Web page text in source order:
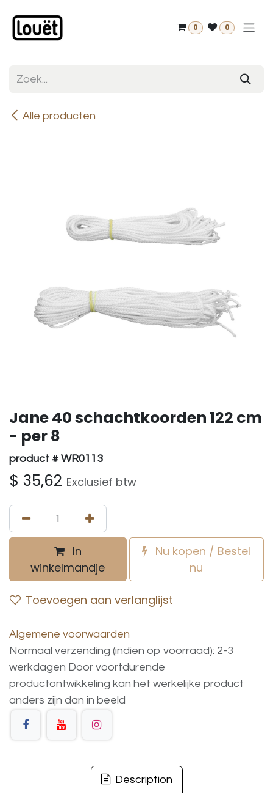
0 0
Alle producten
Jane 40 schachtkoorden 122 cm
- per 8
product # WR0113
$ 35,62 Exclusief btw
In
winkelmandje
Nu kopen / Bestel
nu
Toevoegen aan verlanglijst
Algemene voorwaarden
Normaal verzending (indien op voorraad): 2-3
werkdagen Door voortdurende
productontwikkeling kan het werkelijke product
anders zijn dan in beeld
Description